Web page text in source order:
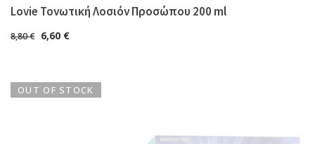
Lovie Τονωτική Λοσιόν Προσώπου 200 ml
8,80€ 6,60 €
OUT OF STOCK